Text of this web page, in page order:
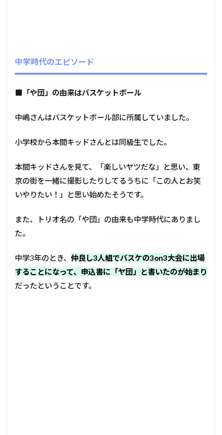
中学時代のエピソード
■「や団」の由来はバスケットボール
中嶋さんはバスケットボール部に所属していました。
小学校から本間キッドさんとは同級生でした。
本間キッドさんを見て、「楽しいヤツだな」と思い、東
京の街を一緒に撮影したりしてるうちに「この人とお笑
いやりたい！」と思い始めたそうです。
また、トリオ名の「や団」の由来も中学時代にありまし
た。
中学3年のとき、 仲良し3人組でバスケの3on3大会に出場
することになって、申込書に「ヤ団」と書いたのが始まり
だったということです。